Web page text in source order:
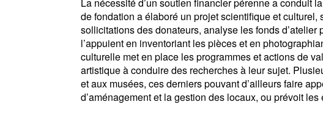
de fondation a élaboré un projet scientifique et culturel,
sollicitations des donateurs, analyse les fonds
l’appuient en inventoriant les pièces et en
culturelle met en place les programmes et actions de
artistique à conduire des recherches à leur sujet.
et aux musées, ces derniers pouvant d’ailleurs faire
d’aménagement et la gestion des locaux, ou prévoit